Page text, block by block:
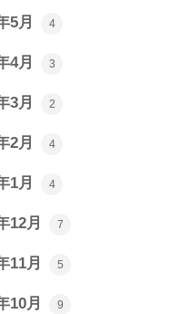
5月 4
4月 3
3月 2
2月 4
1月 4
12月 7
11月 5
10月 9